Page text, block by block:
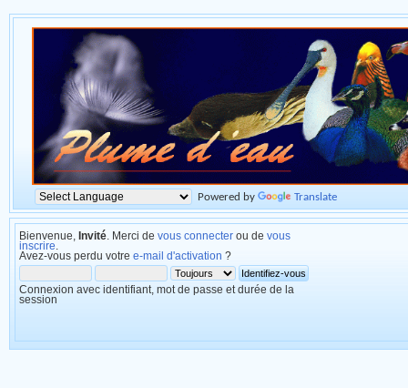
Powered by Translate
Bienvenue, Invité . Merci de vous connecter ou de vous
inscrire
Avez-vous perdu votre e-mail d'activation ?
Connexion avec identifiant, mot de passe et durée de la
session